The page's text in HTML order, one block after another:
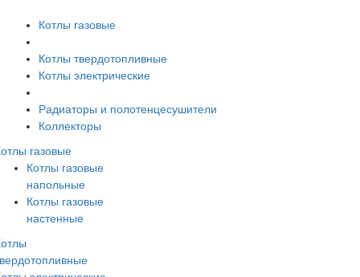
Котлы газовые
Котлы твердотопливные
Котлы электрические
Радиаторы и полотенцесушители
Коллекторы
газовые
Котлы газовые
напольные
Котлы газовые
настенные